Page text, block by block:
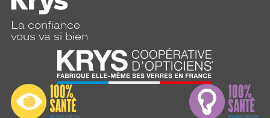
La confiance
vous va si bien